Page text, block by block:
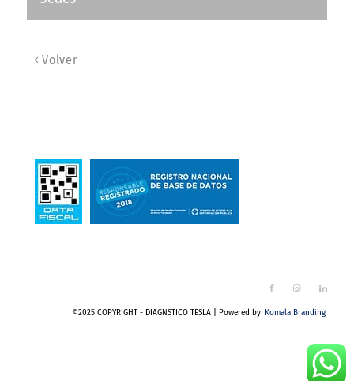
Volver
©2025 COPYRIGHT - DIAGNSTICO TESLA | Powered by Komala Branding